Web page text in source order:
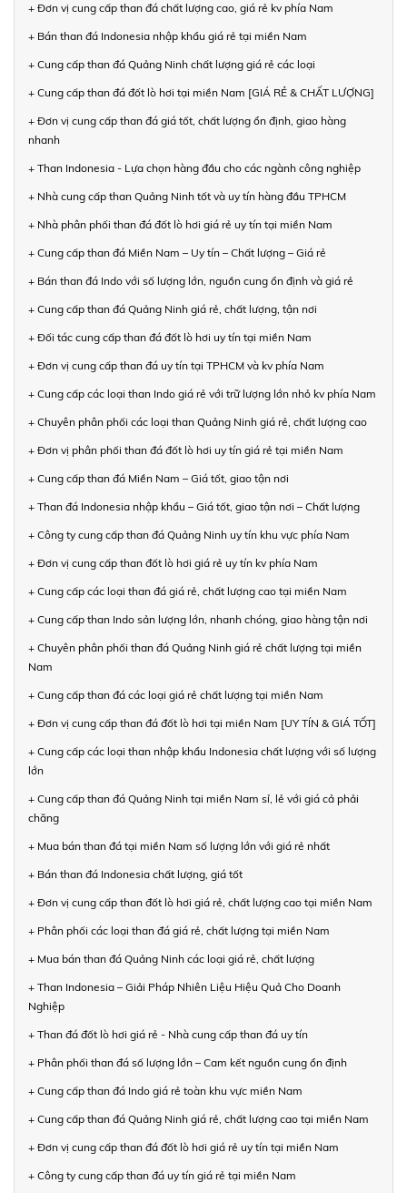
+ Đơn vị cung cấp than đá chất lượng cao, giá rẻ kv phía Nam
+ Bán than đá Indonesia nhập khẩu giá rẻ tại miền Nam
+ Cung cấp than đá Quảng Ninh chất lượng giá rẻ các loại
+ Cung cấp than đá đốt lò hơi tại miền Nam [GIÁ RẺ & CHẤT LƯỢNG]
+ Đơn vị cung cấp than đá giá tốt, chất lượng ổn định, giao hàng
nhanh
+ Than Indonesia - Lựa chọn hàng đầu cho các ngành công nghiệp
+ Nhà cung cấp than Quảng Ninh tốt và uy tín hàng đầu TPHCM
+ Nhà phân phối than đá đốt lò hơi giá rẻ uy tín tại miền Nam
+ Cung cấp than đá Miền Nam – Uy tín – Chất lượng – Giá rẻ
+ Bán than đá Indo với số lượng lớn, nguồn cung ổn định và giá rẻ
+ Cung cấp than đá Quảng Ninh giá rẻ, chất lượng, tận nơi
+ Đối tác cung cấp than đá đốt lò hơi uy tín tại miền Nam
+ Đơn vị cung cấp than đá uy tín tại TPHCM và kv phía Nam
+ Cung cấp các loại than Indo giá rẻ với trữ lượng lớn nhỏ kv phía Nam
+ Chuyên phân phối các loại than Quảng Ninh giá rẻ, chất lượng cao
+ Đơn vị phân phối than đá đốt lò hơi uy tín giá rẻ tại miền Nam
+ Cung cấp than đá Miền Nam – Giá tốt, giao tận nơi
+ Than đá Indonesia nhập khẩu – Giá tốt, giao tận nơi – Chất lượng
+ Công ty cung cấp than đá Quảng Ninh uy tín khu vực phía Nam
+ Đơn vị cung cấp than đốt lò hơi giá rẻ uy tín kv phía Nam
+ Cung cấp các loại than đá giá rẻ, chất lượng cao tại miền Nam
+ Cung cấp than Indo sản lượng lớn, nhanh chóng, giao hàng tận nơi
+ Chuyên phân phối than đá Quảng Ninh giá rẻ chất lượng tại miền
Nam
+ Cung cấp than đá các loại giá rẻ chất lượng tại miền Nam
+ Đơn vị cung cấp than đá đốt lò hơi tại miền Nam [UY TÍN & GIÁ TỐT]
+ Cung cấp các loại than nhập khẩu Indonesia chất lượng với số lượng
lớn
+ Cung cấp than đá Quảng Ninh tại miền Nam sỉ, lẻ với giá cả phải
chăng
+ Mua bán than đá tại miền Nam số lượng lớn với giá rẻ nhất
+ Bán than đá Indonesia chất lượng, giá tốt
+ Đơn vị cung cấp than đốt lò hơi giá rẻ, chất lượng cao tại miền Nam
+ Phân phối các loại than đá giá rẻ, chất lượng tại miền Nam
+ Mua bán than đá Quảng Ninh các loại giá rẻ, chất lượng
+ Than Indonesia – Giải Pháp Nhiên Liệu Hiệu Quả Cho Doanh
Nghiệp
+ Than đá đốt lò hơi giá rẻ - Nhà cung cấp than đá uy tín
+ Phân phối than đá số lượng lớn – Cam kết nguồn cung ổn định
+ Cung cấp than đá Indo giá rẻ toàn khu vực miền Nam
+ Cung cấp than đá Quảng Ninh giá rẻ, chất lượng cao tại miền Nam
+ Đơn vị cung cấp than đá đốt lò hơi giá rẻ uy tín tại miền Nam
+ Công ty cung cấp than đá uy tín giá rẻ tại miền Nam